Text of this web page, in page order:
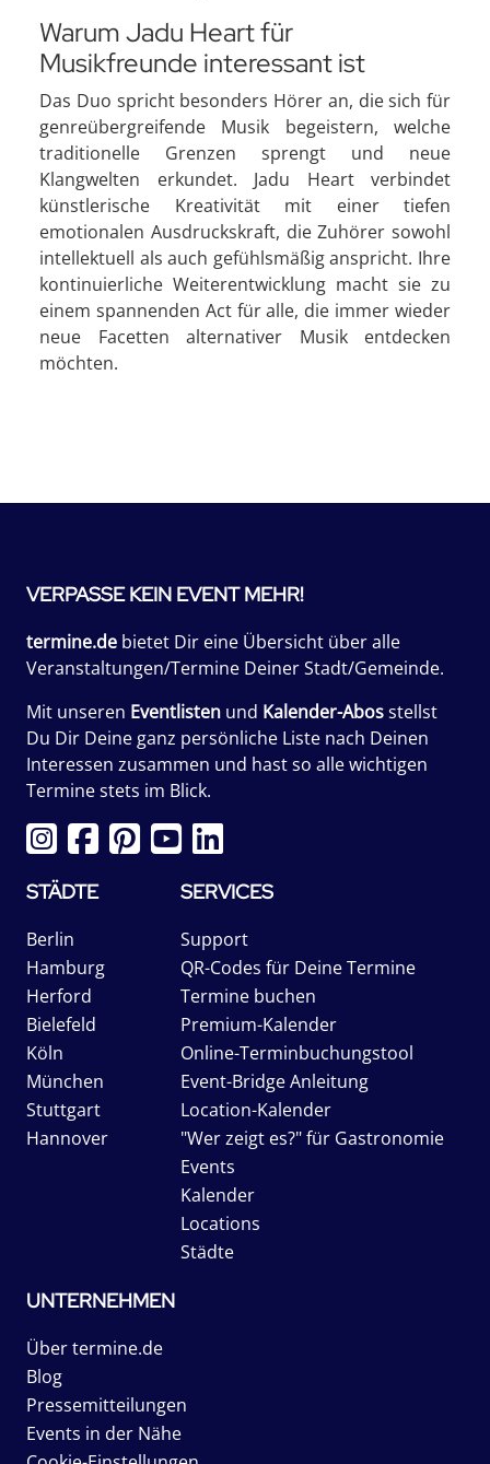
Warum Jadu Heart für
Musikfreunde interessant ist
Das Duo spricht besonders Hörer an, die sich für
genreübergreifende Musik begeistern, welche
traditionelle Grenzen sprengt und neue
Klangwelten erkundet. Jadu Heart verbindet
künstlerische Kreativität mit einer tiefen
emotionalen Ausdruckskraft, die Zuhörer sowohl
intellektuell als auch gefühlsmäßig anspricht. Ihre
kontinuierliche Weiterentwicklung macht sie zu
einem spannenden Act für alle, die immer wieder
neue Facetten alternativer Musik entdecken
möchten.
VERPASSE KEIN EVENT MEHR!
termine.de bietet Dir eine Übersicht über alle
Veranstaltungen/Termine Deiner Stadt/Gemeinde.
Mit unseren Eventlisten und Kalender-Abosstellst
Du Dir Deine ganz persönliche Liste nach Deinen
Interessen zusammen und hast so alle wichtigen
Termine stets im Blick.
STÄDTE
Berlin
Hamburg
Herford
Bielefeld
Köln
München
Stuttgart
Hannover
SERVICES
Support
QR-Codes für Deine Termine
Termine buchen
Premium-Kalender
Online-Terminbuchungstool
Event-Bridge Anleitung
Location-Kalender
"Wer zeigt es?" für Gastronomie
Events
Kalender
Locations
Städte
UNTERNEHMEN
Über termine.de
Blog
Pressemitteilungen
Events in der Nähe